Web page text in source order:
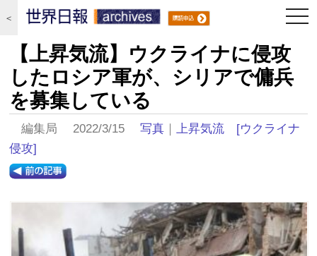
＜
【上昇気流】ウクライナに侵攻
したロシア軍が、シリアで傭兵
を募集している
編集局 2022/3/15写真 ｜上昇気流
[ウクライナ
侵攻]